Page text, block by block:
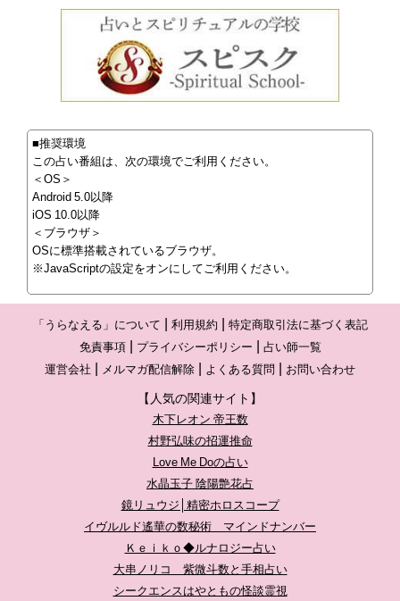
■推奨環境
この占い番組は、次の環境でご利用ください。
＜OS＞
Android 5.0以降
iOS 10.0以降
＜ブラウザ＞
OSに標準搭載されているブラウザ。
※JavaScriptの設定をオンにしてご利用ください。
「うらなえる」について 利用規約
特定商取引法に基づく表記
免責事項
プライバシーポリシー
占い師一覧
運営会社
メルマガ配信解除 よくある質問 お問い合わせ
【人気の関連サイト】
木下レオン 帝王数
村野弘味の招運推命
Love Me Doの占い
水晶玉子 陰陽艶花占
鏡リュウジ│精密ホロスコープ
イヴルルド遙華の数秘術 マインドナンバー
Ｋｅｉｋｏ◆ルナロジー占い
大串ノリコ 紫微斗数と手相占い
シークエンスはやともの怪談霊視